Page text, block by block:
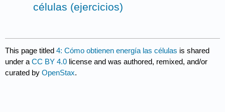
células (ejercicios)
This page titled4: Cómo obtienen energía las células is shared
under aCC BY 4.0 license and was authored, remixed, and/or
curated byOpenStax.